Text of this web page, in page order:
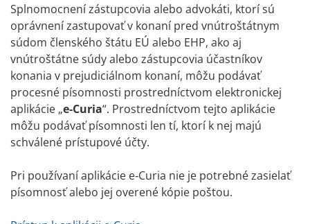
Splnomocnení zástupcovia alebo advokáti, ktorí sú
oprávnení zastupovať v konaní pred vnútroštátnym
súdom členského štátu EÚ alebo EHP, ako aj
vnútroštátne súdy alebo zástupcovia účastníkov
konania v prejudiciálnom konaní, môžu podávať
procesné písomnosti prostredníctvom elektronickej
aplikácie „e‑Curia“. Prostredníctvom tejto aplikácie
môžu podávať písomnosti len tí, ktorí k nej majú
schválené prístupové účty.
Pri používaní aplikácie e‑Curia nie je potrebné zasielať
písomnosť alebo jej overené kópie poštou.